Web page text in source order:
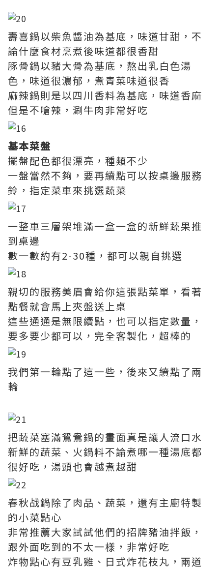
壽喜鍋以柴魚醬油為基底，味道甘甜，不
論什麼食材烹煮後味道都很香甜
豚骨鍋以豬大骨為基底，熬出乳白色湯
色，味道很濃郁，煮青菜味道很香
麻辣鍋則是以四川香料為基底，味道香麻
但是不嗆辣，涮牛肉非常好吃
基本菜盤
擺盤配色都很漂亮，種類不少
一盤當然不夠，要再續點可以按桌邊服務
鈴，指定菜車來挑選蔬菜
一整車三層架堆滿一盒一盒的新鮮蔬果推
到桌邊
數一數約有2-30種，都可以親自挑選
親切的服務美眉會給你這張點菜單，看著
點餐就會馬上夾盤送上桌
這些通通是無限續點，也可以指定數量，
要多要少都可以，完全客製化，超棒的
我們第一輪點了這一些，後來又續點了兩
輪
把蔬菜塞滿鴛鴦鍋的畫面真是讓人流口水
新鮮的蔬菜、火鍋料不論煮哪一種湯底都
很好吃，湯頭也會越煮越甜
春秋战鍋除了肉品、蔬菜，還有主廚特製
的小菜點心
非常推薦大家試試他們的招牌豬油拌飯，
跟外面吃到的不太一樣，非常好吃
炸物點心有豆乳雞、日式炸花枝丸，兩道